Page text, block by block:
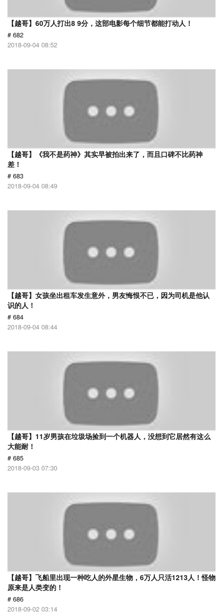
【越哥】60万人打出8 9分，这部电影每个细节都能打动人！
# 682
2018-09-04 08:52
【越哥】《我不是药神》其实早被拍出来了，而且口碑不比药神
差！
# 683
2018-09-04 08:49
【越哥】女孩坐出租车发生意外，男友悔恨不已，因为司机是他认
识的人！
# 684
2018-09-04 08:44
【越哥】11岁男孩在垃圾场捡到一个机器人，没想到它居然有这么
大能耐！
# 685
2018-09-03 07:30
【越哥】飞船里出现一种吃人的外星生物，6万人只活1213人！怪物
原来是人类变的！
# 686
2018-09-02 03:14